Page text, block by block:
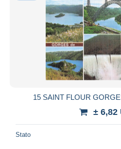
15 SAINT FLOUR
± 6,82
Stato